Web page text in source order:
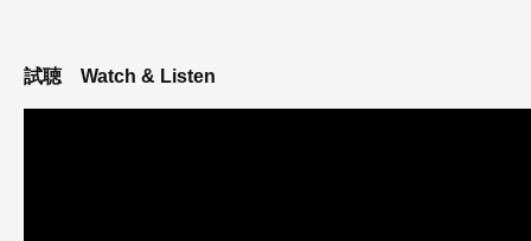
試聴 Watch & Listen